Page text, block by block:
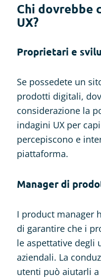
Chi dovrebbe
UX?
Proprietari e
Se possedete un
prodotti digitali,
considerazione la
indagini UX per
percepiscono e
piattaforma.
Manager di
I product manager
di garantire che i
le aspettative degli
aziendali. La
utenti può aiutarli